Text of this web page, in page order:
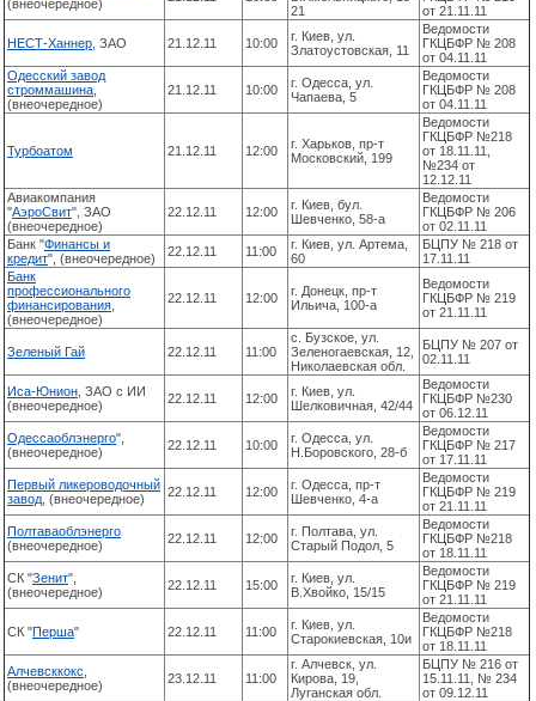
(внеочередное)
21
от 21.11.11
НЕСТ-Ханнер , ЗАО 21.12.11 10:00
г. Киев, ул.
Златоустовская, 11
Ведомости
ГКЦБФР № 208
от 04.11.11
Одесский завод
строммашина
(внеочередное)
21.12.11 10:00
г. Одесса, ул.
Чапаева, 5
Ведомости
ГКЦБФР № 208
от 04.11.11
Турбоатом 21.12.11 12:00
г. Харьков, пр-т
Московский, 199
Ведомости
ГКЦБФР №218
от 18.11.11,
№234 от
12.12.11
Авиакомпания
"АэроСвит", ЗАО
(внеочередное)
22.12.11 12:00
г. Киев, бул.
Шевченко, 58-а
Ведомости
ГКЦБФР № 206
от 02.11.11
Банк "Финансы и
кредит", (внеочередное) 22.12.11 11:00
г. Киев, ул. Артема,
60
БЦПУ № 218 от
17.11.11
Банк
профессионального
финансирования
(внеочередное)
22.12.11 12:00
г. Донецк, пр-т
Ильича, 100-а
Ведомости
ГКЦБФР № 219
от 21.11.11
Зеленый Гай 22.12.11 11:00
с. Бузское, ул.
Зеленогаевская, 12,
Николаевская обл.
БЦПУ № 207 от
02.11.11
Иса-Юнион , ЗАО с ИИ
(внеочередное)
22.12.11 12:00
г. Киев, ул.
Шелковичная, 42/44
Ведомости
ГКЦБФР №230
от 06.12.11
Одессаоблэнерго",
(внеочередное)
22.12.11 10:00
г. Одесса, ул.
Н.Боровского, 28-б
Ведомости
ГКЦБФР № 217
от 17.11.11
Первый ликероводочный
завод , (внеочередное) 22.12.11 12:00
г. Одесса, пр-т
Шевченко, 4-а
Ведомости
ГКЦБФР № 219
от 21.11.11
Полтаваоблэнерго
(внеочередное)
22.12.11 12:00
г. Полтава, ул.
Старый Подол, 5
Ведомости
ГКЦБФР №218
от 18.11.11
СК "Зенит",
(внеочередное)
22.12.11 15:00
г. Киев, ул.
В.Хвойко, 15/15
Ведомости
ГКЦБФР № 219
от 21.11.11
СК "Перша" 22.12.11 11:00
г. Киев, ул.
Старокиевская, 10и
Ведомости
ГКЦБФР №218
от 18.11.11
Алчевсккокс
(внеочередное)
23.12.11 11:00
г. Алчевск, ул.
Кирова, 19,
Луганская обл.
БЦПУ № 216 от
15.11.11, № 234
от 09.12.11